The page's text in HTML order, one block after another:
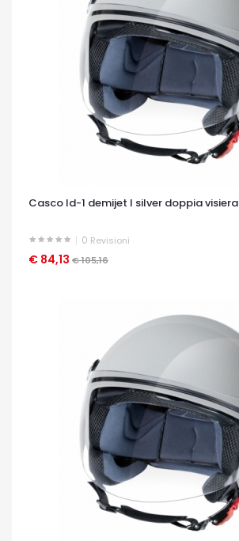
Casco ld-1 demijet l silver doppia visiera
0 Revisioni
€ 84,13 € 105,16
OCCHIATA VELOCE